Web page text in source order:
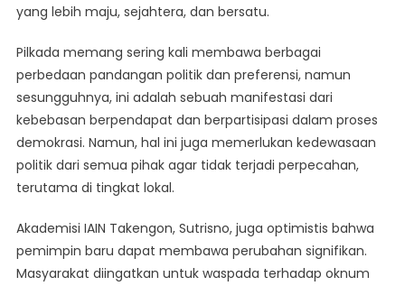
yang lebih maju, sejahtera, dan bersatu.
Pilkada memang sering kali membawa berbagai
perbedaan pandangan politik dan preferensi, namun
sesungguhnya, ini adalah sebuah manifestasi dari
kebebasan berpendapat dan berpartisipasi dalam proses
demokrasi. Namun, hal ini juga memerlukan kedewasaan
politik dari semua pihak agar tidak terjadi perpecahan,
terutama di tingkat lokal.
Akademisi IAIN Takengon, Sutrisno, juga optimistis bahwa
pemimpin baru dapat membawa perubahan signifikan.
Masyarakat diingatkan untuk waspada terhadap oknum